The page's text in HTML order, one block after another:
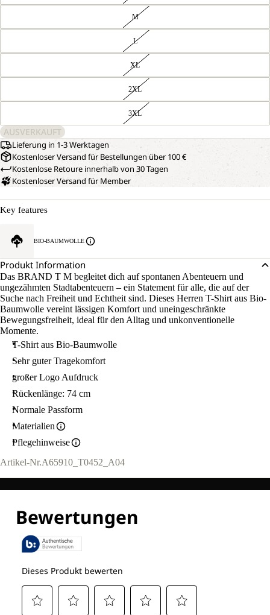
M
L
XL
2XL
3XL
AUSVERKAUFT
Lieferung in 1-3 Werktagen
Kostenloser Versand für Bestellungen über 100 €
Kostenlose Retoure innerhalb von 30 Tagen
Kostenloser Versand für Member
Key features
BIO-BAUMWOLLE
Produkt Information
Das BRAND T M begleitet dich auf spontanen Abenteuern und
ungezähmten Stadtabenteuern – ein Statement für alle, die auf der
Suche nach Freiheit und Echtheit sind. Dieses Herren T-Shirt aus Bio-
Baumwolle vereint lässigen Komfort und uneingeschränkte
Bewegungsfreiheit, ideal für den Alltag und unkonventionelle
Momente.
T-Shirt aus Bio-Baumwolle
Sehr guter Tragekomfort
großer Logo Aufdruck
Rückenlänge: 74 cm
Normale Passform
Materialien
Pflegehinweise
Artikel-Nr.A65910_T0452_A04